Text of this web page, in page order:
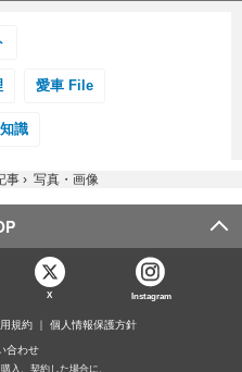
愛車 File
識
事 › 写真・画像
X Instagram
規約 個人情報保護方針
合わせ
入、契約した場合に、